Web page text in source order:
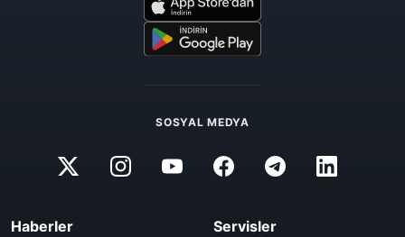
SOSYAL MEDYA
Haberler Servisler